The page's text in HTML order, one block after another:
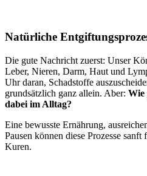
Natürliche
Die gute Nachricht zuerst: Unser
Leber, Nieren, Darm, Haut und
Uhr daran, Schadstoffe
grundsätzlich ganz allein. Aber: Wie
dabei im Alltag?
Eine bewusste Ernährung,
Pausen können diese Prozesse
Kuren.